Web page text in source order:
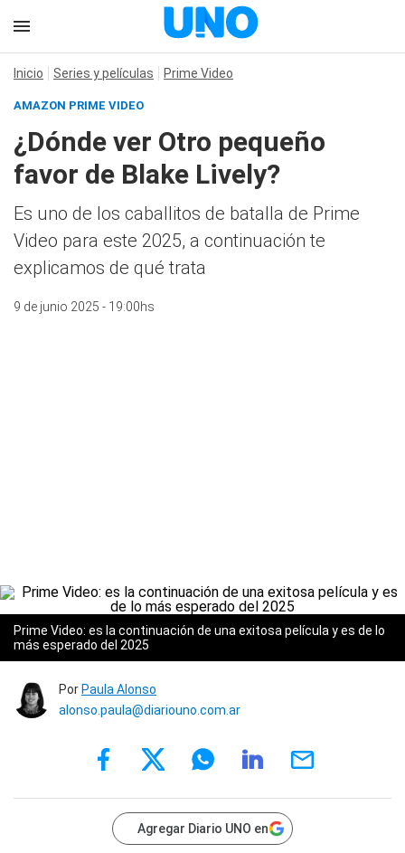
Inicio Series y películas Prime Video
AMAZON PRIME VIDEO
¿Dónde ver Otro pequeño
favor de Blake Lively?
Es uno de los caballitos de batalla de Prime
Video para este 2025, a continuación te
explicamos de qué trata
9 de junio 2025 - 19:00hs
Prime Video: es la continuación de una exitosa película y es de lo
más esperado del 2025
Por Paula Alonso
alonso.paula@diariouno.com.ar
Agregar Diario UNO en